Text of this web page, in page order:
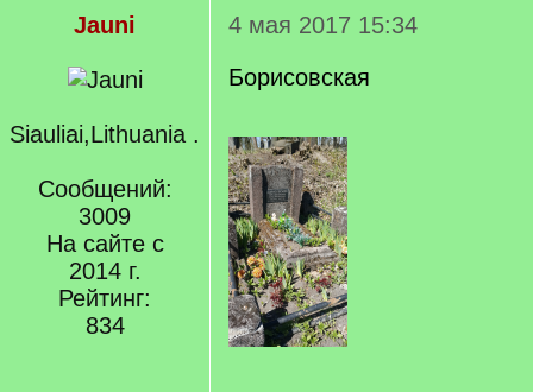
Jauni
Siauliai,Lithuania .
Сообщений:
3009
На сайте с
2014 г.
Рейтинг:
834
4 мая 2017 15:34
Борисовская